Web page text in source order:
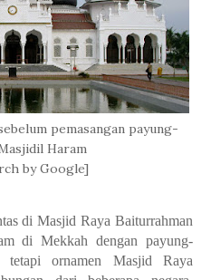
pemasangan payung-
Haram
by Google]
di Masjid Raya Baiturrahman
di Mekkah dengan payung-
tetapi ornamen Masjid Raya